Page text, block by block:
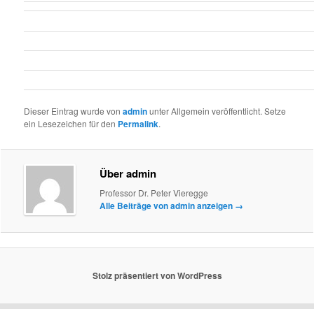
Dieser Eintrag wurde vonadminunter Allgemein veröffentlicht. Setze
ein Lesezeichen für den Permalink.
Über admin
Professor Dr. Peter Vieregge
Alle Beiträge von admin anzeigen →
Stolz präsentiert von WordPress